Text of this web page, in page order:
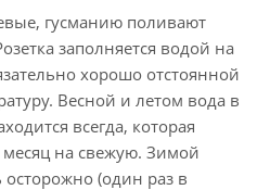
гусманию поливают
заполняется водой на
хорошо отстоянной
Весной и летом вода в
всегда, которая
месяц на свежую. Зимой
(один раз в